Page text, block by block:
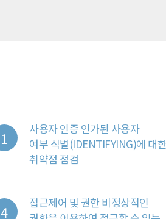
사용자 인증 인가된 사용자
여부 식별(IDENTIFYING)에 대한
취약점 점검
접근제어 및 권한 비정상적인